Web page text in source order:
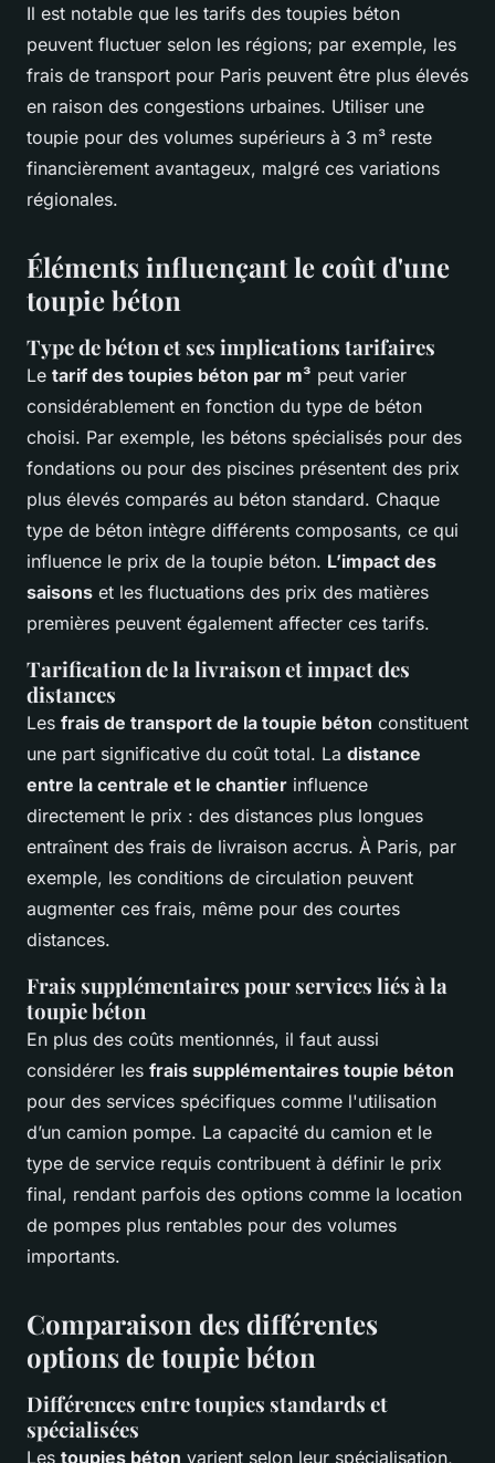
Il est notable que les tarifs des toupies béton
peuvent fluctuer selon les régions; par exemple, les
frais de transport pour Paris peuvent être plus élevés
en raison des congestions urbaines. Utiliser une
toupie pour des volumes supérieurs à 3 m³ reste
financièrement avantageux, malgré ces variations
régionales.
Éléments influençant le coût d'une
toupie béton
Type de béton et ses implications tarifaires
Le tarif des toupies béton par m³ peut varier
considérablement en fonction du type de béton
choisi. Par exemple, les bétons spécialisés pour des
fondations ou pour des piscines présentent des prix
plus élevés comparés au béton standard. Chaque
type de béton intègre différents composants, ce qui
influence le prix de la toupie béton. L’impact des
saisons et les fluctuations des prix des matières
premières peuvent également affecter ces tarifs.
Tarification de la livraison et impact des
distances
Les frais de transport de la toupie béton constituent
une part significative du coût total. La distance
entre la centrale et le chantier influence
directement le prix : des distances plus longues
entraînent des frais de livraison accrus. À Paris, par
exemple, les conditions de circulation peuvent
augmenter ces frais, même pour des courtes
distances.
Frais supplémentaires pour services liés à la
toupie béton
En plus des coûts mentionnés, il faut aussi
considérer les frais supplémentaires toupie béton
pour des services spécifiques comme l'utilisation
d’un camion pompe. La capacité du camion et le
type de service requis contribuent à définir le prix
final, rendant parfois des options comme la location
de pompes plus rentables pour des volumes
importants.
Comparaison des différentes
options de toupie béton
Différences entre toupies standards et
spécialisées
Les toupies béton varient selon leur spécialisation,